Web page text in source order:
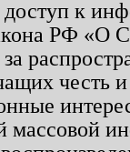
доступ к
РФ «О
честь
массовой